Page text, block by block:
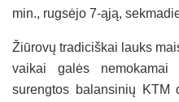
min., rugsėjo 7-ąją,
Žiūrovų tradiciškai lauks
vaikai galės
surengtos balansinių KTM